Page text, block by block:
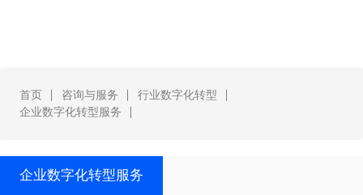
首页 咨询与服务
行业数字化转型
企业数字化转型服务
企业数字化转型服务